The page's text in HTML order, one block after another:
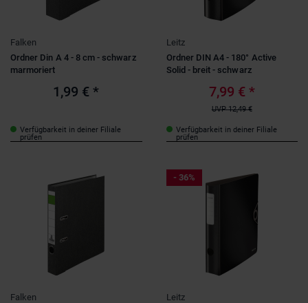
Falken
Ordner Din A 4 - 8 cm - schwarz
marmoriert
1,99 € *
Verfügbarkeit in deiner Filiale
prüfen
Leitz
Ordner DIN A4 - 180° Active
Solid - breit - schwarz
7,99 € *
UVP 12,49 €
Verfügbarkeit in deiner Filiale
prüfen
Falken
- 36%
Leitz